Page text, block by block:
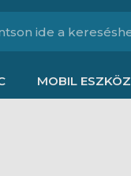
MOBIL ESZKÖZ